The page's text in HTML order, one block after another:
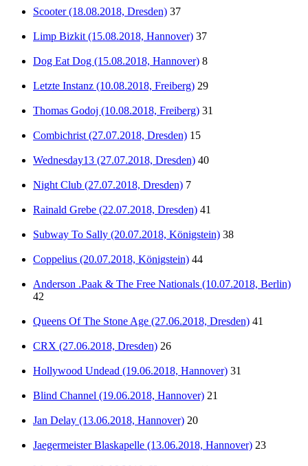
Scooter (18.08.2018, Dresden) 37
Limp Bizkit (15.08.2018, Hannover) 37
Dog Eat Dog (15.08.2018, Hannover) 8
Letzte Instanz (10.08.2018, Freiberg) 29
Thomas Godoj (10.08.2018, Freiberg) 31
Combichrist (27.07.2018, Dresden) 15
Wednesday13 (27.07.2018, Dresden) 40
Night Club (27.07.2018, Dresden) 7
Rainald Grebe (22.07.2018, Dresden) 41
Subway To Sally (20.07.2018, Königstein) 38
Coppelius (20.07.2018, Königstein) 44
Anderson .Paak & The Free Nationals (10.07.2018, Berlin)
42
Queens Of The Stone Age (27.06.2018, Dresden) 41
CRX (27.06.2018, Dresden) 26
Hollywood Undead (19.06.2018, Hannover) 31
Blind Channel (19.06.2018, Hannover) 21
Jan Delay (13.06.2018, Hannover) 20
Jaegermeister Blaskapelle (13.06.2018, Hannover) 23